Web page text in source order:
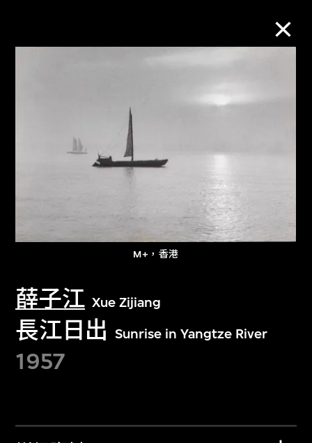
M+，香港
薛子江 Xue Zijiang
長江日出 Sunrise in Yangtze River
1957
M+藏品
關於M+藏品
探索世界頂級的二十及二十一世紀視覺
文化藏品。